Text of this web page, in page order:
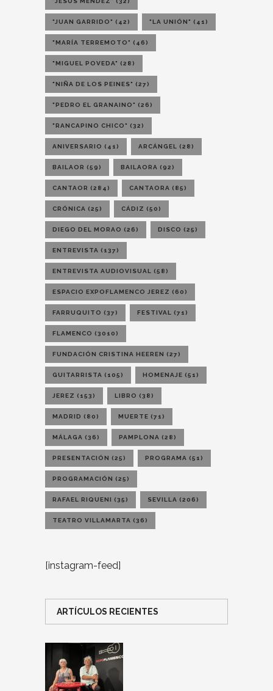
"JUAN GARRIDO" (42) "LA UNIÓN" (41)
"MARÍA TERREMOTO" (46)
"MIGUEL POVEDA" (28)
"NIÑA DE LOS PEINES" (27)
"PEDRO EL GRANAINO" (26)
"RANCAPINO CHICO" (32)
ANIVERSARIO (41) ARCÁNGEL (28)
BAILAOR (59) BAILAORA (92)
CANTAOR (284) CANTAORA (85)
CRÓNICA (25) CÁDIZ (50)
DIEGO DEL MORAO (26) DISCO (25)
ENTREVISTA (137)
ENTREVISTA AUDIOVISUAL (58)
ESPACIO EXPOFLAMENCO JEREZ (60)
FARRUQUITO (37) FESTIVAL (71)
FLAMENCO (3010)
FUNDACIÓN CRISTINA HEEREN (27)
GUITARRISTA (105) HOMENAJE (51)
JEREZ (153) LIBRO (38)
MADRID (80) MUERTE (71)
MÁLAGA (36) PAMPLONA (28)
PRESENTACIÓN (25) PROGRAMA (51)
PROGRAMACIÓN (25)
RAFAEL RIQUENI (35) SEVILLA (206)
TEATRO VILLAMARTA (36)
[instagram-feed]
ARTÍCULOS RECIENTES